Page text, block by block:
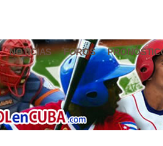
NOTICIAS FOROS